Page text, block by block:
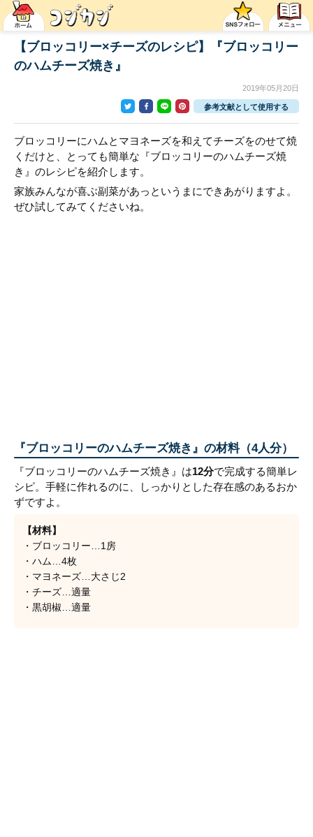
【ブロッコリー×チーズのレシピ】『ブロッコリー
のハムチーズ焼き』
2019年05月20日
参考文献として使用する
ブロッコリーにハムとマヨネーズを和えてチーズをのせて焼
くだけと、とっても簡単な『ブロッコリーのハムチーズ焼
き』のレシピを紹介します。
家族みんなが喜ぶ副菜があっというまにできあがりますよ。
ぜひ試してみてくださいね。
『ブロッコリーのハムチーズ焼き』の材料（4人分）
『ブロッコリーのハムチーズ焼き』は12分で完成する簡単レ
シピ。手軽に作れるのに、しっかりとした存在感のあるおか
ずですよ。
【材料】
・ブロッコリー…1房
・ハム…4枚
・マヨネーズ…大さじ2
・チーズ…適量
・黒胡椒…適量